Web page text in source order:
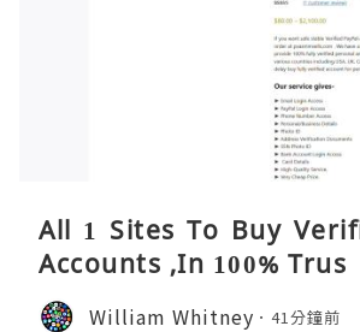
All 1 Sites To Buy
Accounts ,In 100% Trus
William Whitney 41分鐘前